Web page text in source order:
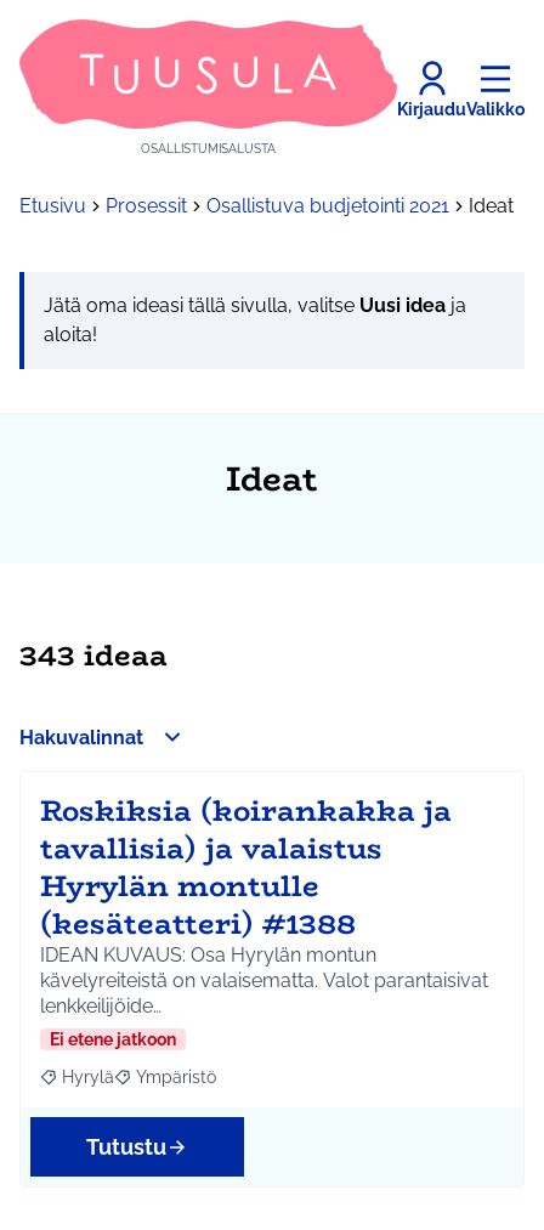
OSALLISTUMISALUSTA
KirjauduValikko
Etusivu Prosessit Osallistuva budjetointi 2021 Ideat
Jätä oma ideasi tällä sivulla, valitse Uusi idea ja
aloita!
Ideat
343 ideaa
Hakuvalinnat
Roskiksia (koirankakka ja
tavallisia) ja valaistus
Hyrylän montulle
(kesäteatteri) #1388
IDEAN KUVAUS: Osa Hyrylän montun
kävelyreiteistä on valaisematta. Valot parantaisivat
lenkkeilijöide…
Ei etene jatkoon
Rajaa tulokset aihepiirin mukaan: Hyrylä
Hyrylä Rajaa tulokset teeman mukaan: Ympäristö
Ympäristö
Tutustu